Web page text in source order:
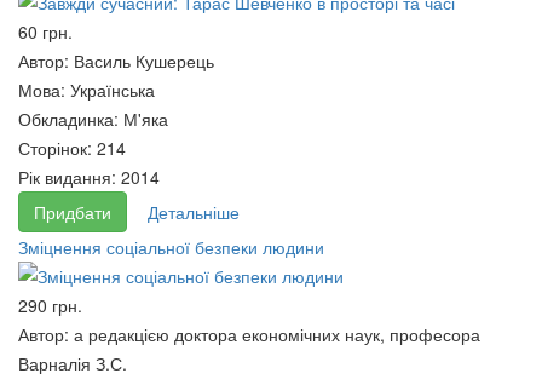
Транспортне планування
міст. Підручник
204 грн.
УКРАЇНА ПОНАД УСЕ. Час
для України жити
60 грн.
Автор: Василь Кушерець
Мова: Українська
Обкладинка: М'яка
Сторінок: 214
Рік видання: 2014
Придбати
Детальніше
Зміцнення соціальної безпеки людини
290 грн.
Автор: а редакцією доктора економічних наук, професора
Варналія З.С.